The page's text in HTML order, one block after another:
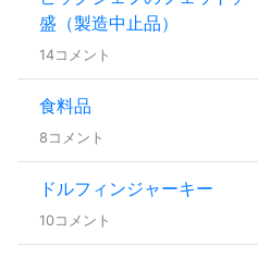
盛（製造中止品）
14コメント
食料品
8コメント
ドルフィンジャーキー
10コメント